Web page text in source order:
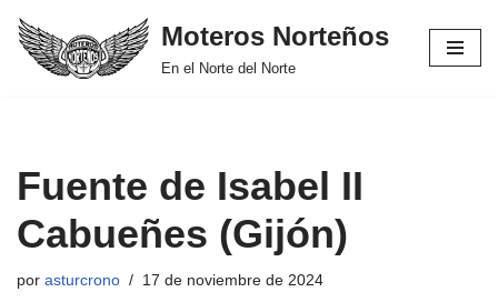
Saltar
Moteros Norteños
En el Norte del Norte
Fuente de Isabel II
Cabueñes (Gijón)
por asturcrono 17 de noviembre de 2024